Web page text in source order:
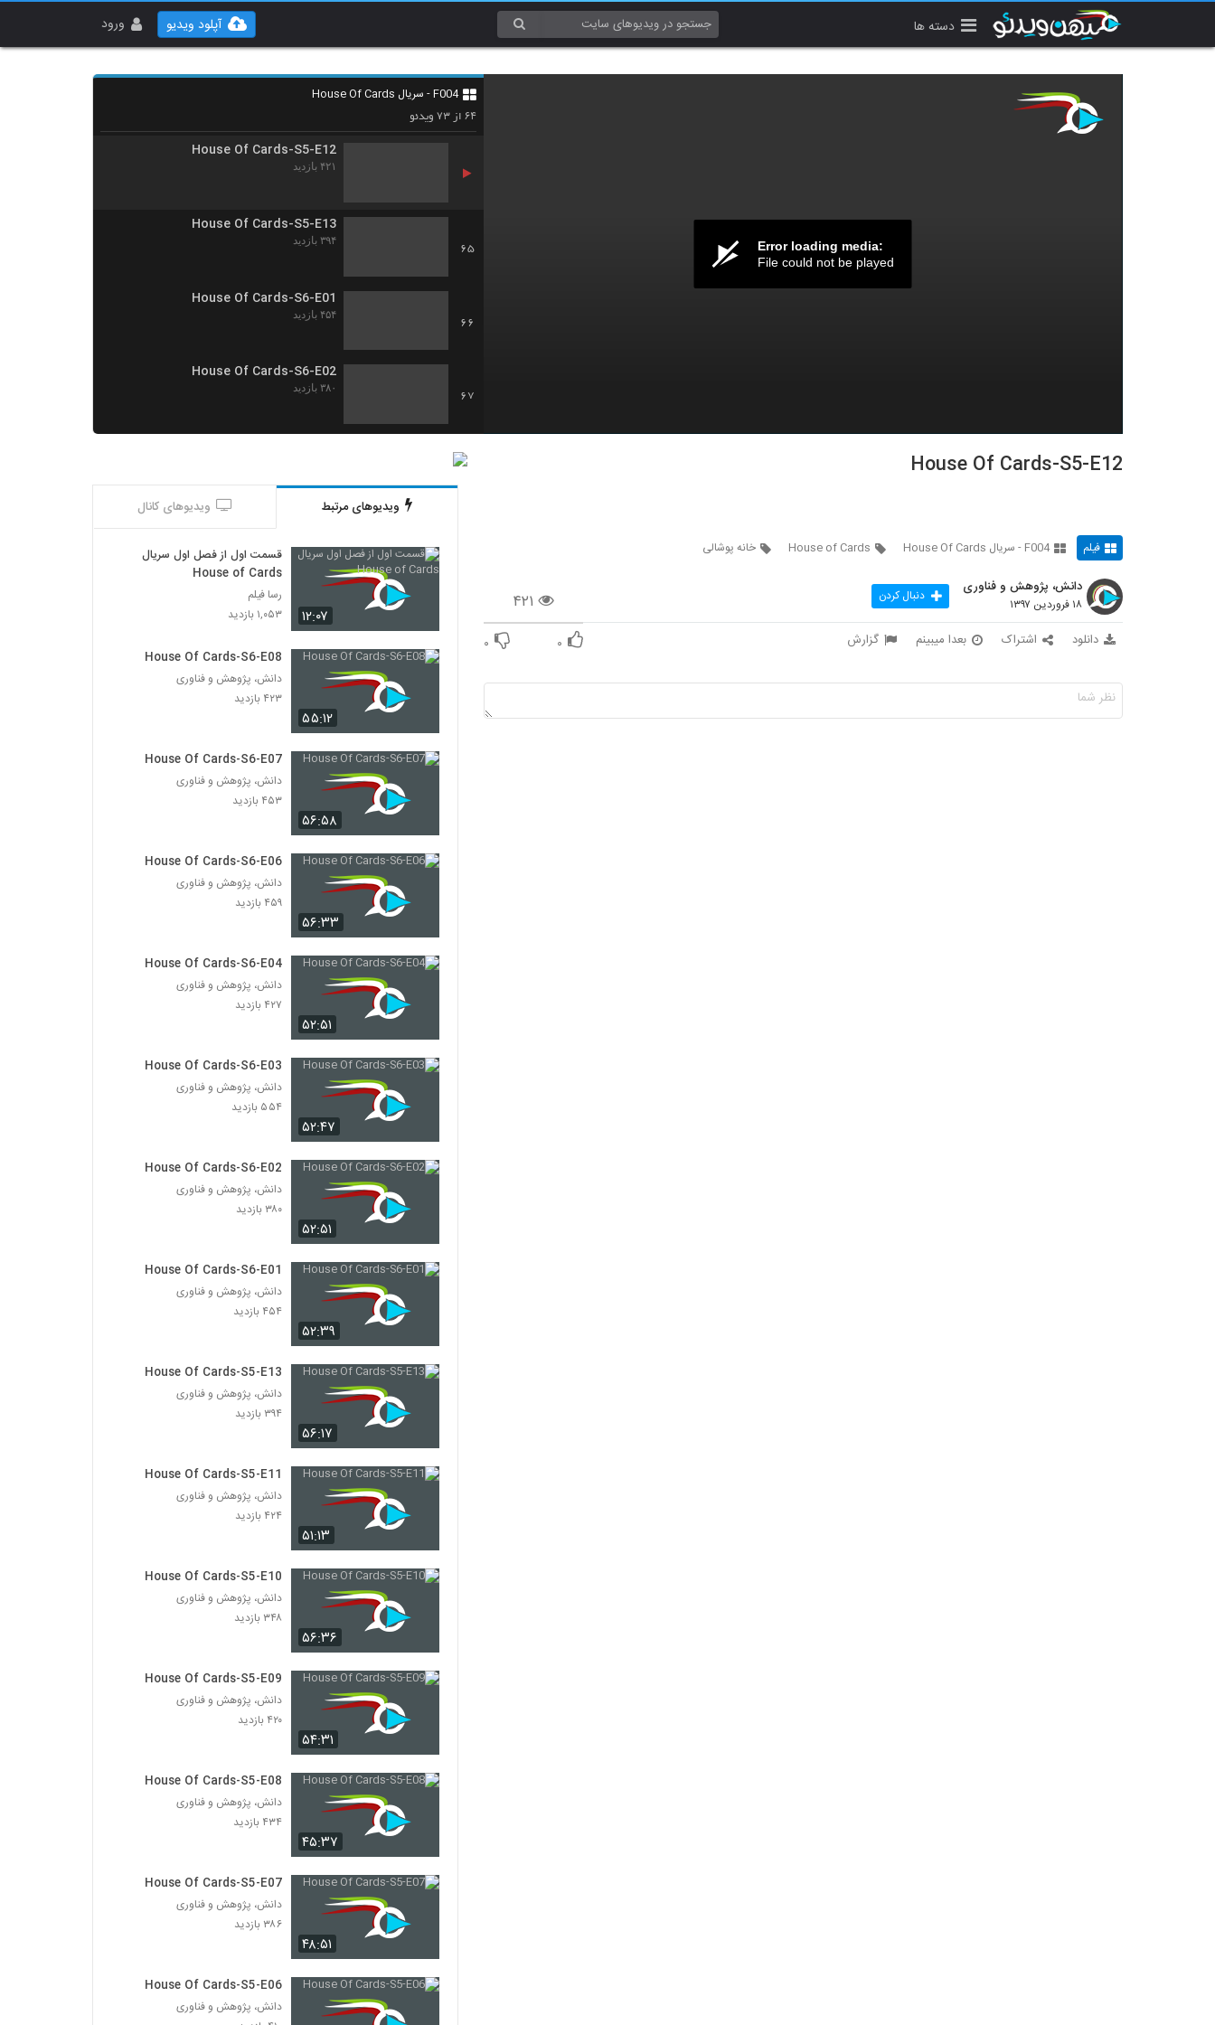
دسته ها ورود آپلود ویدیو
Error loading media:
File could not be played
F004 - سریال House Of Cards
۶۴از ۷۳ویدئو
63
House Of Cards-S5-E11
۴۲۴ بازدید
House Of Cards-S5-E12
۴۲۱ بازدید
65
House Of Cards-S5-E13
۳۹۴ بازدید
66
House Of Cards-S6-E01
۴۵۴ بازدید
67
House Of Cards-S6-E02
۳۸۰ بازدید
68
House Of Cards-S6-E04
House Of Cards-S6-E06
۴۵۹ بازدید
House Of Cards-S6-E07
۴۵۳ بازدید
۴۲۳ بازدید
House Of Cards-S5-E12
فیلم F004 - سریال House Of Cards House of Cards خانه پوشالی
۴۲۱
دانش، پژوهش و فناوری
۱۸ فروردین ۱۳۹۷ دنبال کردن
دانلود اشتراک بعدا میبینم گزارش ۰ ۰
ویدیوهای مرتبط ویدیوهای کانال
۱۲:۰۷
قسمت اول از فصل اول سریال
House of Cards
رسا فیلم
۱,۰۵۳ بازدید
۵۵:۱۲
House Of Cards-S6-E08
دانش، پژوهش و فناوری
۴۲۳ بازدید
۵۶:۵۸
House Of Cards-S6-E07
دانش، پژوهش و فناوری
۴۵۳ بازدید
۵۶:۳۳
House Of Cards-S6-E06
دانش، پژوهش و فناوری
۴۵۹ بازدید
۵۲:۵۱
House Of Cards-S6-E04
دانش، پژوهش و فناوری
۴۲۷ بازدید
۵۲:۴۷
House Of Cards-S6-E03
دانش، پژوهش و فناوری
۵۵۴ بازدید
۵۲:۵۱
House Of Cards-S6-E02
دانش، پژوهش و فناوری
۳۸۰ بازدید
۵۲:۳۹
House Of Cards-S6-E01
دانش، پژوهش و فناوری
۴۵۴ بازدید
۵۶:۱۷
House Of Cards-S5-E13
دانش، پژوهش و فناوری
۳۹۴ بازدید
۵۱:۱۳
House Of Cards-S5-E11
دانش، پژوهش و فناوری
۴۲۴ بازدید
۵۶:۳۶
House Of Cards-S5-E10
دانش، پژوهش و فناوری
۳۴۸ بازدید
۵۴:۳۱
House Of Cards-S5-E09
دانش، پژوهش و فناوری
۴۲۰ بازدید
۴۵:۳۷
House Of Cards-S5-E08
دانش، پژوهش و فناوری
۴۳۴ بازدید
۴۸:۵۱
House Of Cards-S5-E07
دانش، پژوهش و فناوری
۳۸۶ بازدید
House Of Cards-S5-E06
دانش، پژوهش و فناوری